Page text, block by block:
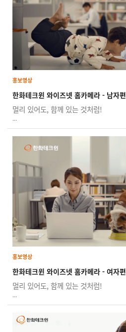
홍보영상
한화테크윈 와이즈넷 홈카메라 - 남자편
멀리 있어도, 함께 있는 것처럼!
...
홍보영상
한화테크윈 와이즈넷 홈카메라 - 여자편
멀리 있어도, 함께 있는 것처럼!
...